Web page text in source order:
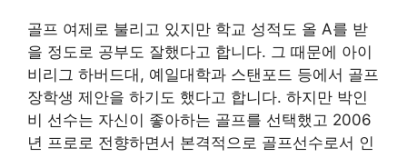
골프 여제로 불리고 있지만 학교 성적도 올 A를 받
을 정도로 공부도 잘했다고 합니다. 그 때문에 아이
비리그 하버드대, 예일대학과 스탠포드 등에서 골프
장학생 제안을 하기도 했다고 합니다. 하지만 박인
비 선수는 자신이 좋아하는 골프를 선택했고 2006
년 프로로 전향하면서 본격적으로 골프선수로서 인